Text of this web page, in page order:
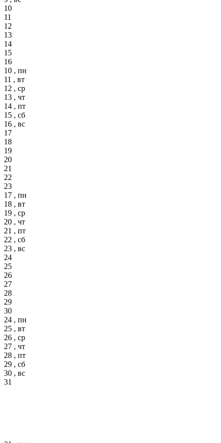
10
11
12
13
14
15
16
10 , пн
11 , вт
12 , ср
13 , чт
14 , пт
15 , сб
16 , вс
17
18
19
20
21
22
23
17 , пн
18 , вт
19 , ср
20 , чт
21 , пт
22 , сб
23 , вс
24
25
26
27
28
29
30
24 , пн
25 , вт
26 , ср
27 , чт
28 , пт
29 , сб
30 , вс
31